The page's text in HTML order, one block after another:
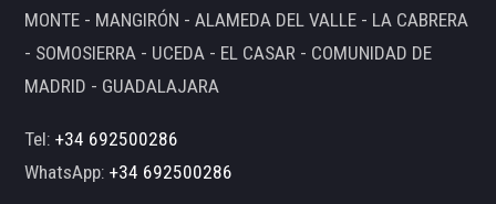
MONTE - MANGIRÓN - ALAMEDA DEL VALLE - LA CABRERA
- SOMOSIERRA - UCEDA - EL CASAR - COMUNIDAD DE
MADRID - GUADALAJARA
Tel:+34 692500286
WhatsApp:+34 692500286